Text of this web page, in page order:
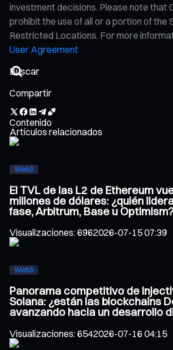
investment decisions. Please note that
prohibit the use of all or a portion of the
Restricted Locations. For more
User Agreement
Compartir
Contenido
Artículos relacionados
Web3
El TVL de las L2 de Ethereum
millones de dólares: ¿quién
fase, Arbitrum, Base u
Visualizaciones:6962026-07-15 07:39
Web3
Panorama competitivo de
Solana: ¿están las blockchains
avanzando hacia un desarrollo
Visualizaciones:6542026-07-16 04:15